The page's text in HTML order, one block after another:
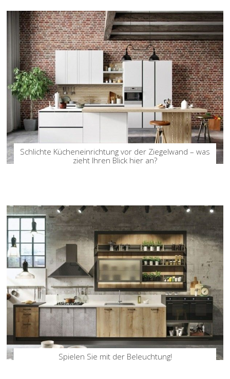
Schlichte Kücheneinrichtung vor der Ziegelwand – was
zieht Ihren Blick hier an?
Spielen Sie mit der Beleuchtung!